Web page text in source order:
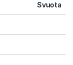
Svuota